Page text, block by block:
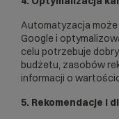
Automatyzacja może
Google i
celu potrzebuje
budżetu, zasobów
informacji o
5. Rekomendacje i